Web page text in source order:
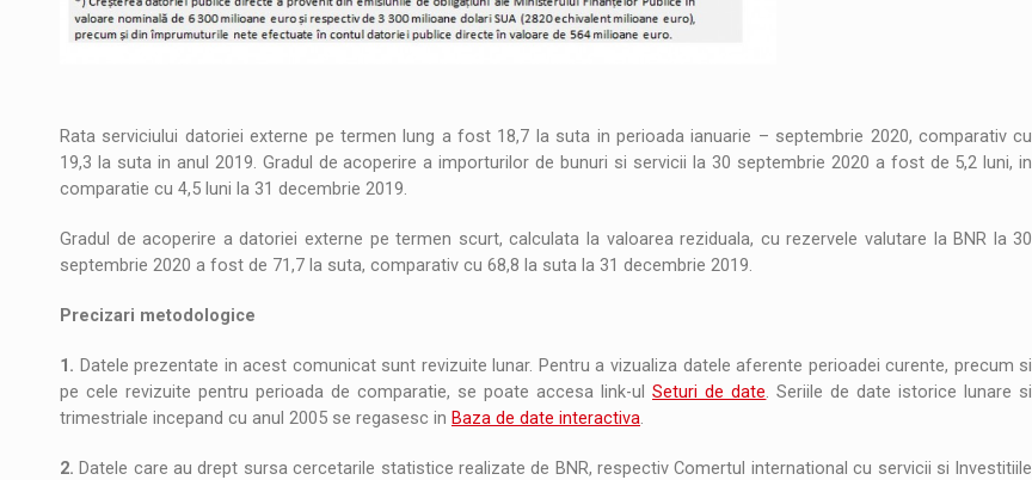
Rata serviciului datoriei externe pe termen lung a fost 18,7 la suta in perioada ianuarie – septembrie 2020, comparativ cu
19,3 la suta in anul 2019. Gradul de acoperire a importurilor de bunuri si servicii la 30 septembrie 2020 a fost de 5,2 luni, in
comparatie cu 4,5 luni la 31 decembrie 2019.
Gradul de acoperire a datoriei externe pe termen scurt, calculata la valoarea reziduala, cu rezervele valutare la BNR la 30
septembrie 2020 a fost de 71,7 la suta, comparativ cu 68,8 la suta la 31 decembrie 2019.
Precizari metodologice
1. Datele prezentate in acest comunicat sunt revizuite lunar. Pentru a vizualiza datele aferente perioadei curente, precum si
pe cele revizuite pentru perioada de comparatie, se poate accesa link-ulSeturi de date. Seriile de date istorice lunare si
trimestriale incepand cu anul 2005 se regasesc in Baza de date interactiva.
2. Datele care au drept sursa cercetarile statistice realizate de BNR, respectiv Comertul international cu servicii si Investitiile